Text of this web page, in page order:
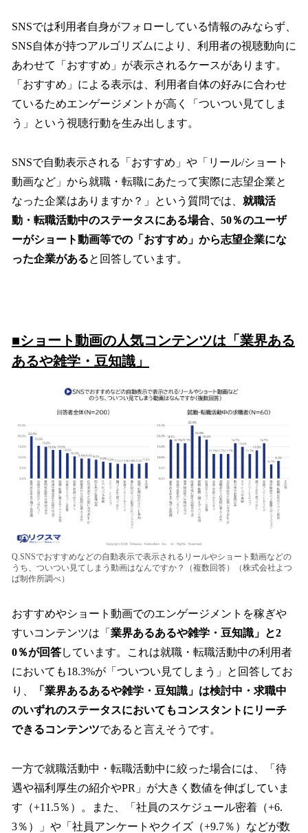
SNSでは利用者自身がフォローしている情報のみならず、
SNS自体が持つアルゴリズムにより、利用者の視聴動向に
あわせて「おすすめ」が表示されるケースがあります。
「おすすめ」による表示は、利用者自体の好みに合わせ
ているためエンゲージメントが高く「ついつい見てしま
う」という視聴行動を生み出します。
SNSで自動表示される「おすすめ」や「リール/ショート
動画など」から就職・転職にあたって実際に志望企業と
なった企業はありますか？」という質問では、 就職活
動・転職活動中のステータスにある場合、50％のユーザ
ーがショート動画等での「おすすめ」から志望企業にな
った企業があると回答しています。
■ショート動画の人気コンテンツは「業界ある
あるや雑学・豆知識」
Q.SNSでおすすめなどの自動表示で表示されるリールやショート動画などの
うち、ついつい見てしまう動画はなんですか？（複数回答）（株式会社よつ
ば制作所調べ）
おすすめやショート動画でのエンゲージメントを稼ぎや
すいコンテンツは「 業界あるあるや雑学・豆知識」と2
0％が回答しています。これは就職・転職活動中の利用者
においても18.3%が「ついつい見てしまう」と回答してお
り、
「業界あるあるや雑学・豆知識」は検討中・求職中
のいずれのステータスにおいてもコンスタントにリーチ
できるコンテンツであると言えそうです。
一方で就職活動中・転職活動中に絞った場合には、「待
遇や福利厚生の紹介やPR」が大きく数値を伸ばしていま
す（+11.5％）。また、「社員のスケジュール密着（+6.
3％）」や「社員アンケートやクイズ（+9.7％）などが数